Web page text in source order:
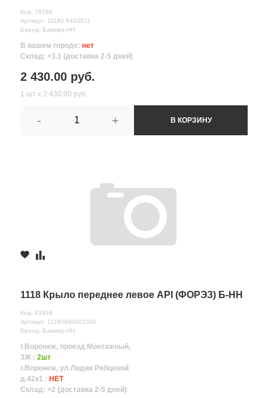
Код: 78184
Артикул: 11180 8403011
Бренд: Бампер-НН
В вашем городе: нет
Склад: >3.1 (доставка 2-5 дней)
2 430.00 руб.
1 шт х 2 430.00 руб.
- + В КОРЗИНУ
1118 Крыло переднее левое API (ФОРЭЗ) Б-НН
Код: 83368
Артикул: 11180840401500
Бренд: Бампер-НН
г.Воронеж, проезд Монтажный,
3Ж : 2шт
г.Воронеж, ул.Лидии Рябцевой
д.42к1 : НЕТ
Склад: >2 (доставка 2-5 дней)